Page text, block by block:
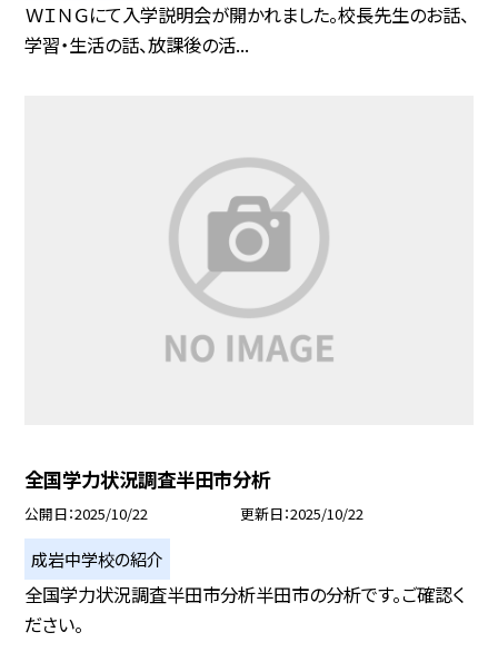
ＷＩＮＧにて入学説明会が開かれました。校長先生のお話、
学習・生活の話、放課後の活...
全国学力状況調査半田市分析
公開日 2025/10/22 更新日 2025/10/22
成岩中学校の紹介
全国学力状況調査半田市分析半田市の分析です。ご確認く
ださい。